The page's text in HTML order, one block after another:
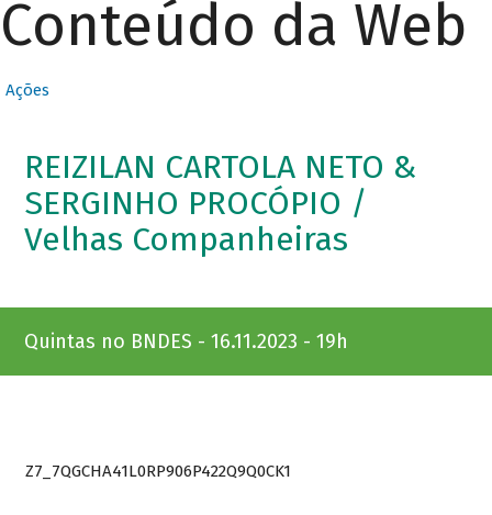
Conteúdo da Web
Ações
REIZILAN CARTOLA NETO &
SERGINHO PROCÓPIO /
Velhas Companheiras
Quintas no BNDES - 16.11.2023 - 19h
Z7_7QGCHA41L0RP906P422Q9Q0CK1